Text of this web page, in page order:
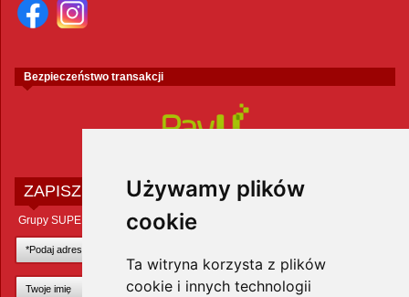
Używamy plików
cookie
Ta witryna korzysta z plików
cookie i innych technologii
Bezpieczeństwo transakcji
ZAPISZ SIĘ DO NEWSLETTERA
Grupy SUPER ZOO POLAND Sp. z o.o.